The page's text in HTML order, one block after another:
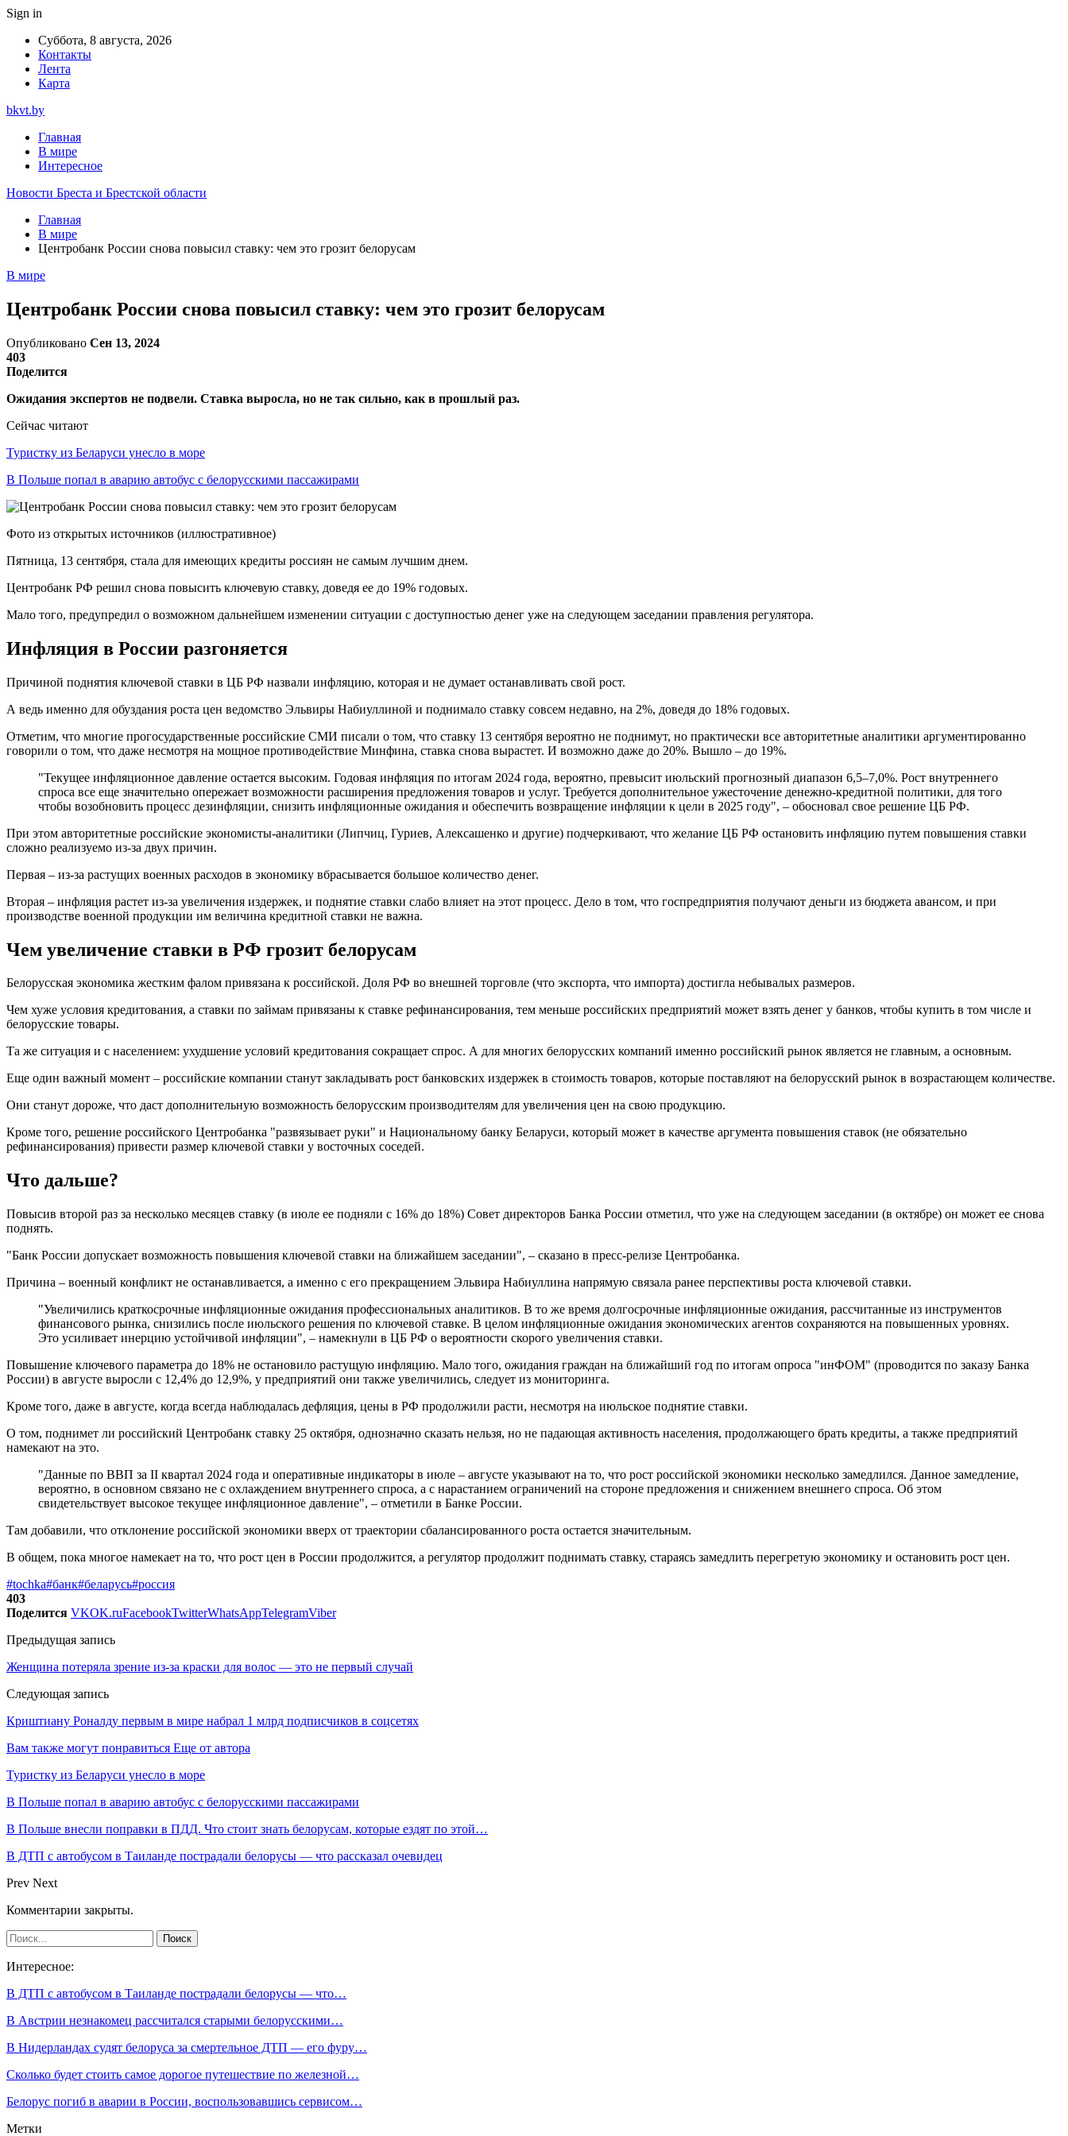
Sign in
Суббота, 8 августа, 2026
Контакты
Лента
Карта
bkvt.by
Главная
В мире
Интересное
Новости Бреста и Брестской области
Главная
В мире
Центробанк России снова повысил ставку: чем это грозит белорусам
В мире
Центробанк России снова повысил ставку: чем это грозит белорусам
Опубликовано Сен 13, 2024
403
Поделится
Ожидания экспертов не подвели. Ставка выросла, но не так сильно, как в прошлый раз.
Сейчас читают
Туристку из Беларуси унесло в море
В Польше попал в аварию автобус с белорусскими пассажирами
Фото из открытых источников (иллюстративное)
Пятница, 13 сентября, стала для имеющих кредиты россиян не самым лучшим днем.
Центробанк РФ решил снова повысить ключевую ставку, доведя ее до 19% годовых.
Мало того, предупредил о возможном дальнейшем изменении ситуации с доступностью денег уже на следующем заседании правления регулятора.
Инфляция в России разгоняется
Причиной поднятия ключевой ставки в ЦБ РФ назвали инфляцию, которая и не думает останавливать свой рост.
А ведь именно для обуздания роста цен ведомство Эльвиры Набиуллиной и поднимало ставку совсем недавно, на 2%, доведя до 18% годовых.
Отметим, что многие прогосударственные российские СМИ писали о том, что ставку 13 сентября вероятно не поднимут, но практически все авторитетные аналитики аргументированно
говорили о том, что даже несмотря на мощное противодействие Минфина, ставка снова вырастет. И возможно даже до 20%. Вышло – до 19%.
"Текущее инфляционное давление остается высоким. Годовая инфляция по итогам 2024 года, вероятно, превысит июльский прогнозный диапазон 6,5–7,0%. Рост внутреннего
спроса все еще значительно опережает возможности расширения предложения товаров и услуг. Требуется дополнительное ужесточение денежно-кредитной политики, для того
чтобы возобновить процесс дезинфляции, снизить инфляционные ожидания и обеспечить возвращение инфляции к цели в 2025 году", – обосновал свое решение ЦБ РФ.
При этом авторитетные российские экономисты-аналитики (Липчиц, Гуриев, Алексашенко и другие) подчеркивают, что желание ЦБ РФ остановить инфляцию путем повышения ставки
сложно реализуемо из-за двух причин.
Первая – из-за растущих военных расходов в экономику вбрасывается большое количество денег.
Вторая – инфляция растет из-за увеличения издержек, и поднятие ставки слабо влияет на этот процесс. Дело в том, что госпредприятия получают деньги из бюджета авансом, и при
производстве военной продукции им величина кредитной ставки не важна.
Чем увеличение ставки в РФ грозит белорусам
Белорусская экономика жестким фалом привязана к российской. Доля РФ во внешней торговле (что экспорта, что импорта) достигла небывалых размеров.
Чем хуже условия кредитования, а ставки по займам привязаны к ставке рефинансирования, тем меньше российских предприятий может взять денег у банков, чтобы купить в том числе и
белорусские товары.
Та же ситуация и с населением: ухудшение условий кредитования сокращает спрос. А для многих белорусских компаний именно российский рынок является не главным, а основным.
Еще один важный момент – российские компании станут закладывать рост банковских издержек в стоимость товаров, которые поставляют на белорусский рынок в возрастающем количестве.
Они станут дороже, что даст дополнительную возможность белорусским производителям для увеличения цен на свою продукцию.
Кроме того, решение российского Центробанка "развязывает руки" и Национальному банку Беларуси, который может в качестве аргумента повышения ставок (не обязательно
рефинансирования) привести размер ключевой ставки у восточных соседей.
Что дальше?
Повысив второй раз за несколько месяцев ставку (в июле ее подняли с 16% до 18%) Совет директоров Банка России отметил, что уже на следующем заседании (в октябре) он может ее снова
поднять.
"Банк России допускает возможность повышения ключевой ставки на ближайшем заседании", – сказано в пресс-релизе Центробанка.
Причина – военный конфликт не останавливается, а именно с его прекращением Эльвира Набиуллина напрямую связала ранее перспективы роста ключевой ставки.
"Увеличились краткосрочные инфляционные ожидания профессиональных аналитиков. В то же время долгосрочные инфляционные ожидания, рассчитанные из инструментов
финансового рынка, снизились после июльского решения по ключевой ставке. В целом инфляционные ожидания экономических агентов сохраняются на повышенных уровнях.
Это усиливает инерцию устойчивой инфляции", – намекнули в ЦБ РФ о вероятности скорого увеличения ставки.
Повышение ключевого параметра до 18% не остановило растущую инфляцию. Мало того, ожидания граждан на ближайший год по итогам опроса "инФОМ" (проводится по заказу Банка
России) в августе выросли с 12,4% до 12,9%, у предприятий они также увеличились, следует из мониторинга.
Кроме того, даже в августе, когда всегда наблюдалась дефляция, цены в РФ продолжили расти, несмотря на июльское поднятие ставки.
О том, поднимет ли российский Центробанк ставку 25 октября, однозначно сказать нельзя, но не падающая активность населения, продолжающего брать кредиты, а также предприятий
намекают на это.
"Данные по ВВП за II квартал 2024 года и оперативные индикаторы в июле – августе указывают на то, что рост российской экономики несколько замедлился. Данное замедление,
вероятно, в основном связано не с охлаждением внутреннего спроса, а с нарастанием ограничений на стороне предложения и снижением внешнего спроса. Об этом
свидетельствует высокое текущее инфляционное давление", – отметили в Банке России.
Там добавили, что отклонение российской экономики вверх от траектории сбалансированного роста остается значительным.
В общем, пока многое намекает на то, что рост цен в России продолжится, а регулятор продолжит поднимать ставку, стараясь замедлить перегретую экономику и остановить рост цен.
#tochka#банк#беларусь#россия
403
Поделится VKOK.ruFacebookTwitterWhatsAppTelegramViber
Предыдущая запись
Женщина потеряла зрение из-за краски для волос — это не первый случай
Следующая запись
Криштиану Роналду первым в мире набрал 1 млрд подписчиков в соцсетях
Вам также могут понравиться Еще от автора
Туристку из Беларуси унесло в море
В Польше попал в аварию автобус с белорусскими пассажирами
В Польше внесли поправки в ПДД. Что стоит знать белорусам, которые ездят по этой…
В ДТП с автобусом в Таиланде пострадали белорусы — что рассказал очевидец
Prev Next
Комментарии закрыты.
Интересное:
В ДТП с автобусом в Таиланде пострадали белорусы — что…
В Австрии незнакомец рассчитался старыми белорусскими…
В Нидерландах судят белоруса за смертельное ДТП — его фуру…
Сколько будет стоить самое дорогое путешествие по железной…
Белорус погиб в аварии в России, воспользовавшись сервисом…
Метки